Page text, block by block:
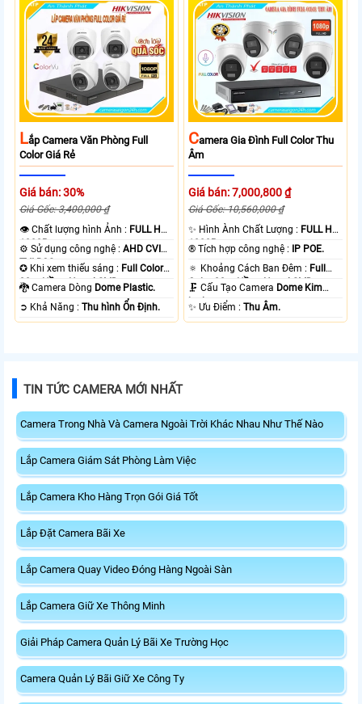
LẮp Camera Văn Phòng Full
Color Giá Rẻ
Giá bán: 30%
Giá Gốc: 3,400,000 ₫
👁 Chất lượng hình Ảnh : FULL HD
1080P .
⚙ Sử dụng công nghệ :AHD CVI
TVI BCS.
✪ Khi xem thiếu sáng : Full Color
20m Hồng Ngoại SMD.
🐉️ Camera Dòng Dome Plastic.
️➲ Khả Năng :Thu hình Ổn Định.
CAmera Gia Đình Full Color Thu
Âm
Giá bán: 7,000,800 ₫
Giá Gốc: 10,560,000 ₫
✨ Hình Ành Chất Lượng : FULL HD
1080P .
®️ Tích hợp công nghệ : IP POE.
🔅 Khoảng Cách Ban Đêm : Full
Color 30m Hồng Ngoại SMD.
🗜️ Cấu Tạo Camera Dome Kim
loại.
️✨ Ưu Điểm :Thu Âm.
TIN TỨC CAMERA MỚI NHẤT
Camera Trong Nhà Và Camera Ngoài Trời Khác Nhau Như Thế Nào
Lắp Camera Giám Sát Phòng Làm Việc
Lắp Camera Kho Hàng Trọn Gói Giá Tốt
Lắp Đặt Camera Bãi Xe
Lắp Camera Quay Video Đóng Hàng Ngoài Sàn
Lắp Camera Giữ Xe Thông Minh
Giải Pháp Camera Quản Lý Bãi Xe Trường Học
Camera Quản Lý Bãi Giữ Xe Công Ty